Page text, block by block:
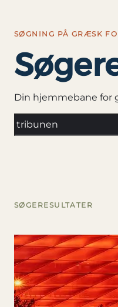
indhold
SØGNING PÅ GRÆSK
Din hjemmebane for
Søg
SØGERESULTATER